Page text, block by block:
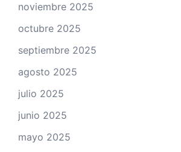
noviembre 2025
octubre 2025
septiembre 2025
agosto 2025
julio 2025
junio 2025
mayo 2025